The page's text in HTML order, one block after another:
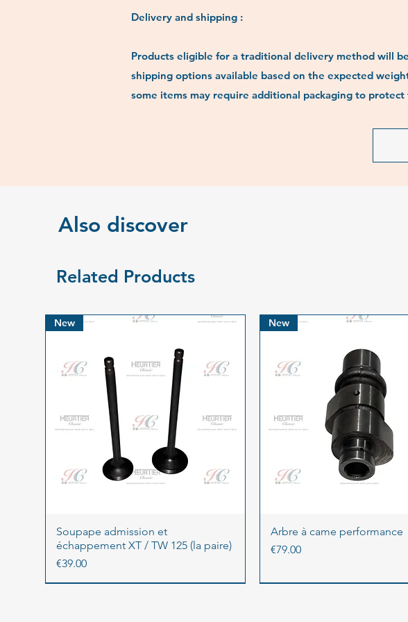
Delivery and shipping :
Products eligible for a traditional delivery method will
shipping options available based on the expected
some items may require additional packaging to
Also discover
Related Products
New
Soupape admission et
échappement XT / TW 125 (la paire)
Price
€39.00
New
Arbre à came performance
Price
€79.00